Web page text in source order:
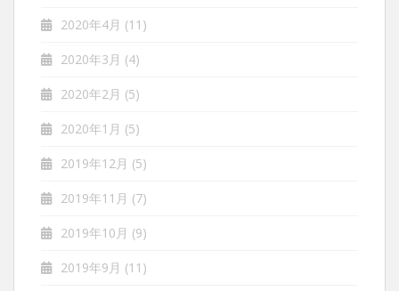
2020年4月 (11)
2020年3月 (4)
2020年2月 (5)
2020年1月 (5)
2019年12月 (5)
2019年11月 (7)
2019年10月 (9)
2019年9月 (11)